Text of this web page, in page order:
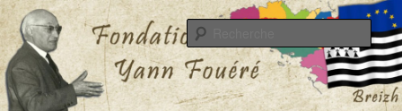
Fondation Yann Fouéré
Le site officiel de la fondation Yann Fouéré